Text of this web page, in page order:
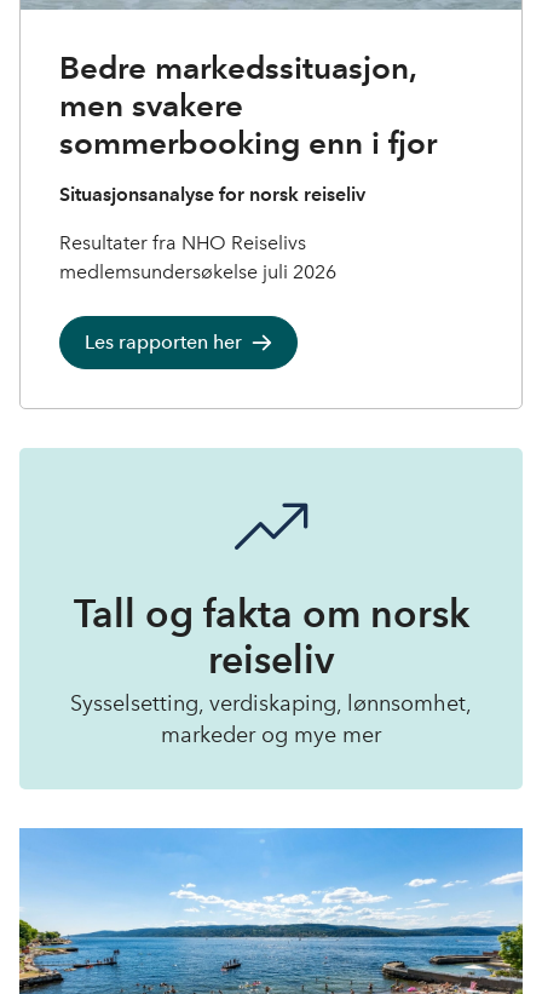
Bedre markedssituasjon,
men svakere
sommerbooking enn i fjor
Situasjonsanalyse for norsk reiseliv
Resultater fra NHO Reiselivs
medlemsundersøkelse juli 2026
Les rapporten her
Tall og fakta om norsk
reiseliv
Sysselsetting, verdiskaping, lønnsomhet,
markeder og mye mer